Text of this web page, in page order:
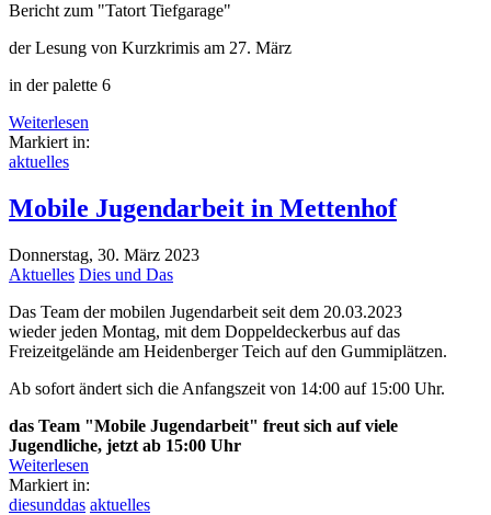
Bericht zum "Tatort Tiefgarage"
der Lesung von Kurzkrimis am 27. März
in der palette 6
Weiterlesen
Markiert in:
aktuelles
Mobile Jugendarbeit in Mettenhof
Donnerstag, 30. März 2023
Aktuelles Dies und Das
Das Team der mobilen Jugendarbeit seit dem 20.03.2023
wieder jeden Montag, mit dem Doppeldeckerbus auf das
Freizeitgelände am Heidenberger Teich auf den Gummiplätzen.
Ab sofort ändert sich die Anfangszeit von 14:00 auf 15:00 Uhr.
das Team "Mobile Jugendarbeit" freut sich auf viele
Jugendliche, jetzt ab 15:00 Uhr
Weiterlesen
Markiert in:
diesunddas aktuelles